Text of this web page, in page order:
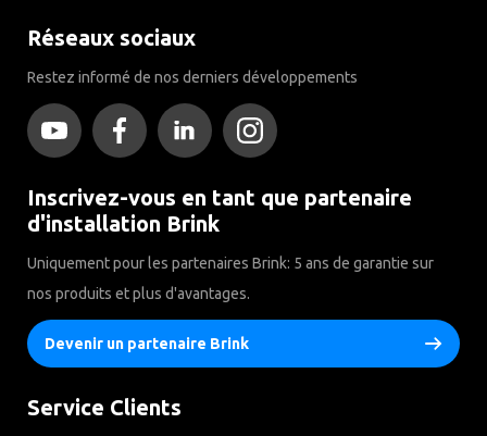
Réseaux sociaux
Restez informé de nos derniers développements
Inscrivez-vous en tant que partenaire
d'installation Brink
Uniquement pour les partenaires Brink: 5 ans de garantie sur
nos produits et plus d'avantages.
Devenir un partenaire Brink
Service Clients